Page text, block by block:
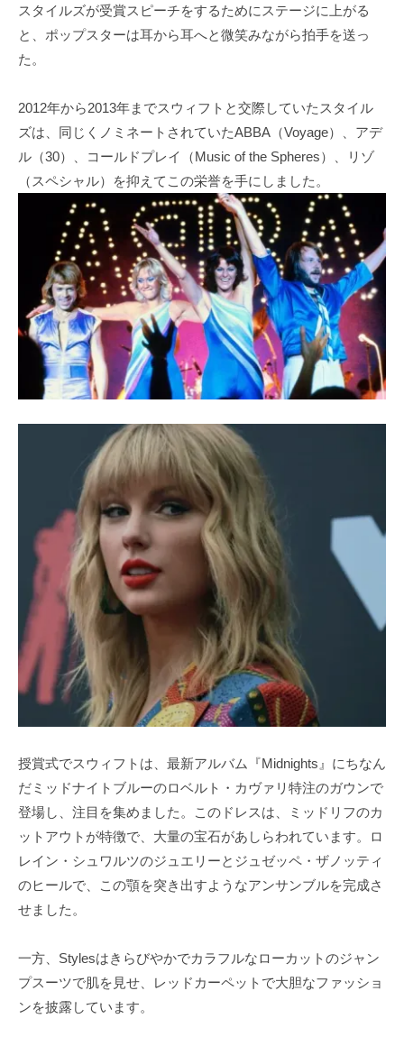
スタイルズが受賞スピーチをするためにステージに上がる
と、ポップスターは耳から耳へと微笑みながら拍手を送っ
た。
2012年から2013年までスウィフトと交際していたスタイル
ズは、同じくノミネートされていたABBA（Voyage）、アデ
ル（30）、コールドプレイ（Music of the Spheres）、リゾ
（スペシャル）を抑えてこの栄誉を手にしました。
授賞式でスウィフトは、最新アルバム『Midnights』にちなん
だミッドナイトブルーのロベルト・カヴァリ特注のガウンで
登場し、注目を集めました。このドレスは、ミッドリフのカ
ットアウトが特徴で、大量の宝石があしらわれています。ロ
レイン・シュワルツのジュエリーとジュゼッペ・ザノッティ
のヒールで、この顎を突き出すようなアンサンブルを完成さ
せました。
一方、Stylesはきらびやかでカラフルなローカットのジャン
プスーツで肌を見せ、レッドカーペットで大胆なファッショ
ンを披露しています。